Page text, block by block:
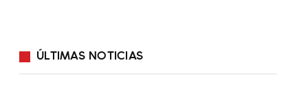
ÚLTIMAS NOTICIAS